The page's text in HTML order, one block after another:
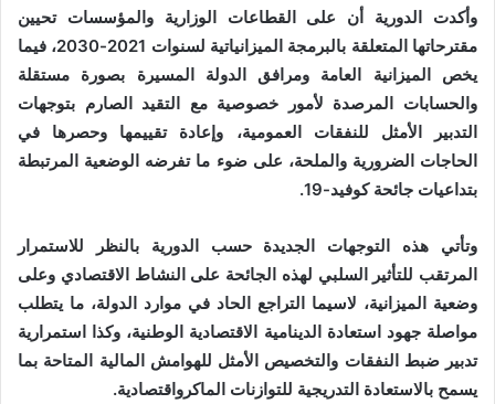
وأكدت الدورية أن على القطاعات الوزارية والمؤسسات تحيين
مقترحاتها المتعلقة بالبرمجة الميزانياتية لسنوات 2021-2030، فيما
يخص الميزانية العامة ومرافق الدولة المسيرة بصورة مستقلة
والحسابات المرصدة لأمور خصوصية مع التقيد الصارم بتوجهات
التدبير الأمثل للنفقات العمومية، وإعادة تقييمها وحصرها في
الحاجات الضرورية والملحة، على ضوء ما تفرضه الوضعية المرتبطة
بتداعيات جائحة كوفيد-19.
وتأتي هذه التوجهات الجديدة حسب الدورية بالنظر للاستمرار
المرتقب للتأثير السلبي لهذه الجائحة على النشاط الاقتصادي وعلى
وضعية الميزانية، لاسيما التراجع الحاد في موارد الدولة، ما يتطلب
مواصلة جهود استعادة الدينامية الاقتصادية الوطنية، وكذا استمرارية
تدبير ضبط النفقات والتخصيص الأمثل للهوامش المالية المتاحة بما
يسمح بالاستعادة التدريجية للتوازنات الماكرواقتصادية.